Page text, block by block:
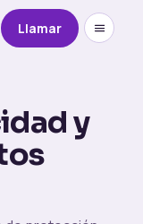
Llamar
y